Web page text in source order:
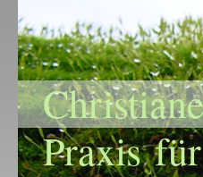
Praxis